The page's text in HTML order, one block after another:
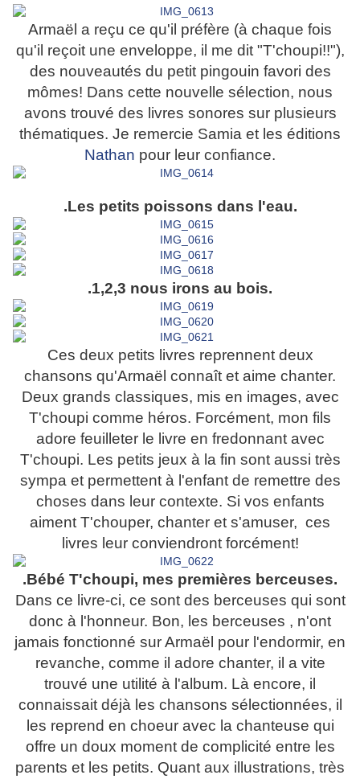
Armaël a reçu ce qu'il préfère (à chaque fois
qu'il reçoit une enveloppe, il me dit "T'choupi!!"),
des nouveautés du petit pingouin favori des
mômes! Dans cette nouvelle sélection, nous
avons trouvé des livres sonores sur plusieurs
thématiques. Je remercie Samia et les éditions
Nathan pour leur confiance.
.Les petits poissons dans l'eau.
.1,2,3 nous irons au bois.
Ces deux petits livres reprennent deux
chansons qu'Armaël connaît et aime chanter.
Deux grands classiques, mis en images, avec
T'choupi comme héros. Forcément, mon fils
adore feuilleter le livre en fredonnant avec
T'choupi. Les petits jeux à la fin sont aussi très
sympa et permettent à l'enfant de remettre des
choses dans leur contexte. Si vos enfants
aiment T'chouper, chanter et s'amuser, ces
livres leur conviendront forcément!
.Bébé T'choupi, mes premières berceuses.
Dans ce livre-ci, ce sont des berceuses qui sont
donc à l'honneur. Bon, les berceuses , n'ont
jamais fonctionné sur Armaël pour l'endormir, en
revanche, comme il adore chanter, il a vite
trouvé une utilité à l'album. Là encore, il
connaissait déjà les chansons sélectionnées, il
les reprend en choeur avec la chanteuse qui
offre un doux moment de complicité entre les
parents et les petits. Quant aux illustrations, très